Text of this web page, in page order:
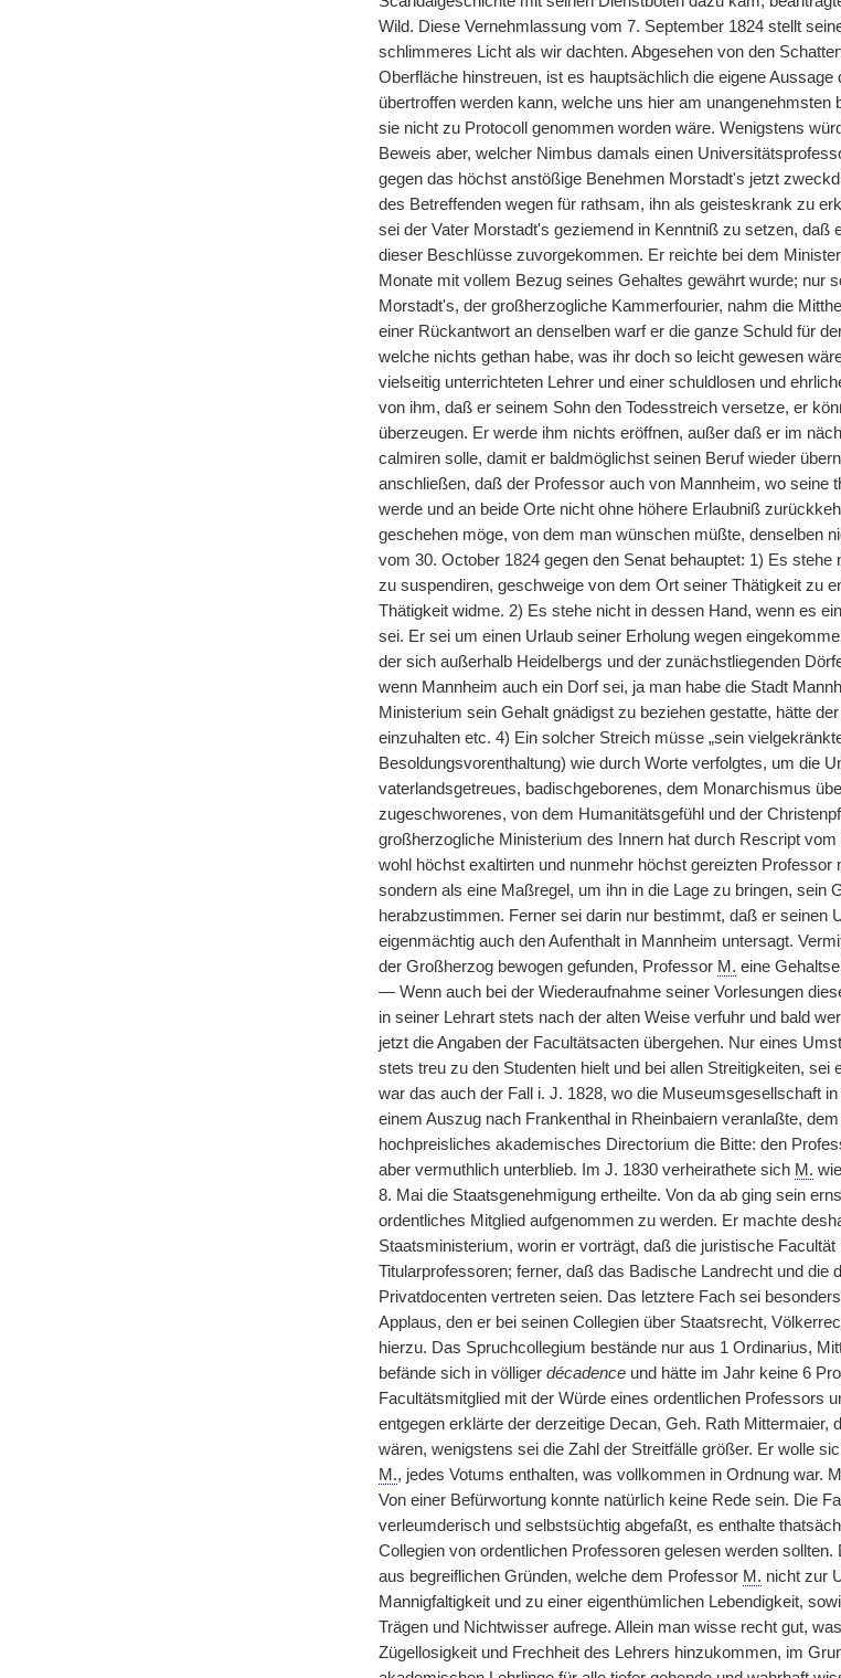
Wild. Diese Vernehmlassung vom 7. September 1824 stellt
schlimmeres Licht als wir dachten. Abgesehen von den
Oberfläche hinstreuen, ist es hauptsächlich die eigene Aussage
übertroffen werden kann, welche uns hier am
sie nicht zu Protocoll genommen worden wäre. Wenigstens
Beweis aber, welcher Nimbus damals einen
gegen das höchst anstößige Benehmen Morstadt's jetzt
des Betreffenden wegen für rathsam, ihn als geisteskrank zu
sei der Vater Morstadt's geziemend in Kenntniß zu setzen, daß
dieser Beschlüsse zuvorgekommen. Er reichte bei dem
Monate mit vollem Bezug seines Gehaltes gewährt wurde; nur
Morstadt's, der großherzogliche Kammerfourier, nahm die
einer Rückantwort an denselben warf er die ganze Schuld für
welche nichts gethan habe, was ihr doch so leicht gewesen
vielseitig unterrichteten Lehrer und einer schuldlosen und
von ihm, daß er seinem Sohn den Todesstreich versetze, er
überzeugen. Er werde ihm nichts eröffnen, außer daß er im
calmiren solle, damit er baldmöglichst seinen Beruf wieder
anschließen, daß der Professor auch von Mannheim, wo
werde und an beide Orte nicht ohne höhere Erlaubniß
geschehen möge, von dem man wünschen müßte, denselben
vom 30. October 1824 gegen den Senat behauptet: 1) Es
zu suspendiren, geschweige von dem Ort seiner Thätigkeit zu
Thätigkeit widme. 2) Es stehe nicht in dessen Hand, wenn es
sei. Er sei um einen Urlaub seiner Erholung wegen
der sich außerhalb Heidelbergs und der zunächstliegenden
wenn Mannheim auch ein Dorf sei, ja man habe die Stadt
Ministerium sein Gehalt gnädigst zu beziehen gestatte, hätte
einzuhalten etc. 4) Ein solcher Streich müsse „sein
Besoldungsvorenthaltung) wie durch Worte verfolgtes, um die
vaterlandsgetreues, badischgeborenes, dem Monarchismus
zugeschworenes, von dem Humanitätsgefühl und der
großherzogliche Ministerium des Innern hat durch Rescript
wohl höchst exaltirten und nunmehr höchst gereizten Professor
sondern als eine Maßregel, um ihn in die Lage zu bringen, sein
herabzustimmen. Ferner sei darin nur bestimmt, daß er seinen
eigenmächtig auch den Aufenthalt in Mannheim untersagt.
der Großherzog bewogen gefunden, Professor M. eine
— Wenn auch bei der Wiederaufnahme seiner Vorlesungen
in seiner Lehrart stets nach der alten Weise verfuhr und bald
jetzt die Angaben der Facultätsacten übergehen. Nur eines
stets treu zu den Studenten hielt und bei allen Streitigkeiten,
war das auch der Fall i. J. 1828, wo die Museumsgesellschaft
einem Auszug nach Frankenthal in Rheinbaiern veranlaßte,
hochpreisliches akademisches Directorium die Bitte: den
aber vermuthlich unterblieb. Im J. 1830 verheirathete sich M.
8. Mai die Staatsgenehmigung ertheilte. Von da ab ging sein
ordentliches Mitglied aufgenommen zu werden. Er machte
Staatsministerium, worin er vorträgt, daß die juristische
Titularprofessoren; ferner, daß das Badische Landrecht und
Privatdocenten vertreten seien. Das letztere Fach sei
Applaus, den er bei seinen Collegien über Staatsrecht,
hierzu. Das Spruchcollegium bestände nur aus 1 Ordinarius,
befände sich in völliger décadenceund hätte im Jahr keine 6
Facultätsmitglied mit der Würde eines ordentlichen
entgegen erklärte der derzeitige Decan, Geh. Rath
wären, wenigstens sei die Zahl der Streitfälle größer. Er wolle
M., jedes Votums enthalten, was vollkommen in Ordnung war.
Von einer Befürwortung konnte natürlich keine Rede sein. Die
verleumderisch und selbstsüchtig abgefaßt, es enthalte
Collegien von ordentlichen Professoren gelesen werden sollten.
aus begreiflichen Gründen, welche dem Professor M. nicht zur
Mannigfaltigkeit und zu einer eigenthümlichen Lebendigkeit,
Trägen und Nichtwisser aufrege. Allein man wisse recht gut,
Zügellosigkeit und Frechheit des Lehrers hinzukommen, im